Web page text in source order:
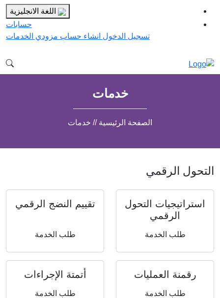
حسابات
تسجيل الدخول انشاء حساب مزودي الخدمات
خدمات
الصفحة الرئيسية // خدمات
التحول الرقمي
استراتيجيات التحول
الرقمي
طلب الخدمة
تقييم النضج الرقمي
طلب الخدمة
رقمنة العمليات
طلب الخدمة
أتمتة الإجراءات
طلب الخدمة